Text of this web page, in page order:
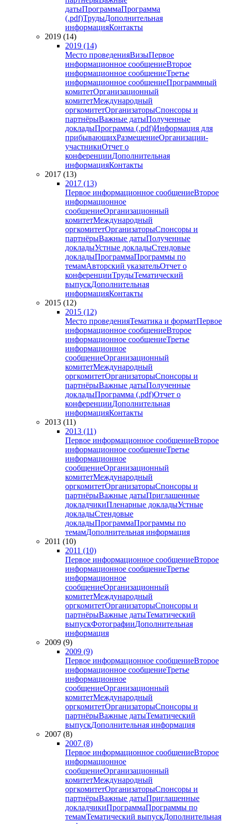
датыПрограммаПрограмма
(.pdf)ТрудыДополнительная
информацияКонтакты
2019 (14)
2019 (14)
Место проведенияВизыПервое
информационное сообщениеВторое
информационное сообщениеТретье
информационное сообщениеПрограммный
комитетОрганизационный
комитетМеждународный
оргкомитетОрганизаторыСпонсоры и
партнёрыВажные датыПолученные
докладыПрограмма (.pdf)Информация для
прибывающихРазмещениеОрганизации-
участникиОтчет о
конференцииДополнительная
информацияКонтакты
2017 (13)
2017 (13)
Первое информационное сообщениеВторое
информационное
сообщениеОрганизационный
комитетМеждународный
оргкомитетОрганизаторыСпонсоры и
партнёрыВажные датыПолученные
докладыУстные докладыСтендовые
докладыПрограммаПрограммы по
темамАвторский указательОтчет о
конференцииТрудыТематический
выпускДополнительная
информацияКонтакты
2015 (12)
2015 (12)
Место проведенияТематика и форматПервое
информационное сообщениеВторое
информационное сообщениеТретье
информационное
сообщениеОрганизационный
комитетМеждународный
оргкомитетОрганизаторыСпонсоры и
партнёрыВажные датыПолученные
докладыПрограмма (.pdf)Отчет о
конференцииДополнительная
информацияКонтакты
2013 (11)
2013 (11)
Первое информационное сообщениеВторое
информационное сообщениеТретье
информационное
сообщениеОрганизационный
комитетМеждународный
оргкомитетОрганизаторыСпонсоры и
партнёрыВажные датыПриглашенные
докладчикиПленарные докладыУстные
докладыСтендовые
докладыПрограммаПрограммы по
темамДополнительная информация
2011 (10)
2011 (10)
Первое информационное сообщениеВторое
информационное сообщениеТретье
информационное
сообщениеОрганизационный
комитетМеждународный
оргкомитетОрганизаторыСпонсоры и
партнёрыВажные датыТематический
выпускФотографииДополнительная
информация
2009 (9)
2009 (9)
Первое информационное сообщениеВторое
информационное сообщениеТретье
информационное
сообщениеОрганизационный
комитетМеждународный
оргкомитетОрганизаторыСпонсоры и
партнёрыВажные датыТематический
выпускДополнительная информация
2007 (8)
2007 (8)
Первое информационное сообщениеВторое
информационное
сообщениеОрганизационный
комитетМеждународный
оргкомитетОрганизаторыСпонсоры и
партнёрыВажные датыПриглашенные
докладчикиПрограммаПрограммы по
темамТематический выпускДополнительная